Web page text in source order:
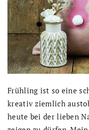
Frühling ist so eine
kreativ ziemlich
heute bei der lieben